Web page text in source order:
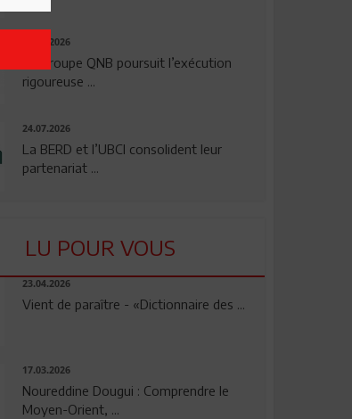
29.07.2026
Le Groupe QNB poursuit l’exécution
rigoureuse ...
24.07.2026
La BERD et l’UBCI consolident leur
partenariat ...
LU POUR VOUS
23.04.2026
Vient de paraître - «Dictionnaire des ...
17.03.2026
Noureddine Dougui : Comprendre le
Moyen-Orient, ...